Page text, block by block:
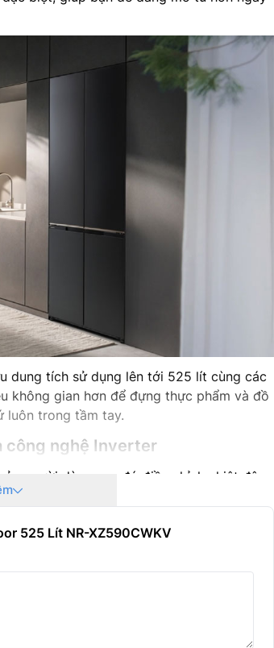
dung tích sử dụng lên tới 525 lít cùng các
không gian hơn để đựng thực phẩm và đồ
luôn trong tầm tay.
công nghệ Inverter
người dùng sau đó điều chỉnh nhiệt độ
công nghệ Inverter giúp
năng.
525 Lít NR-XZ590CWKV